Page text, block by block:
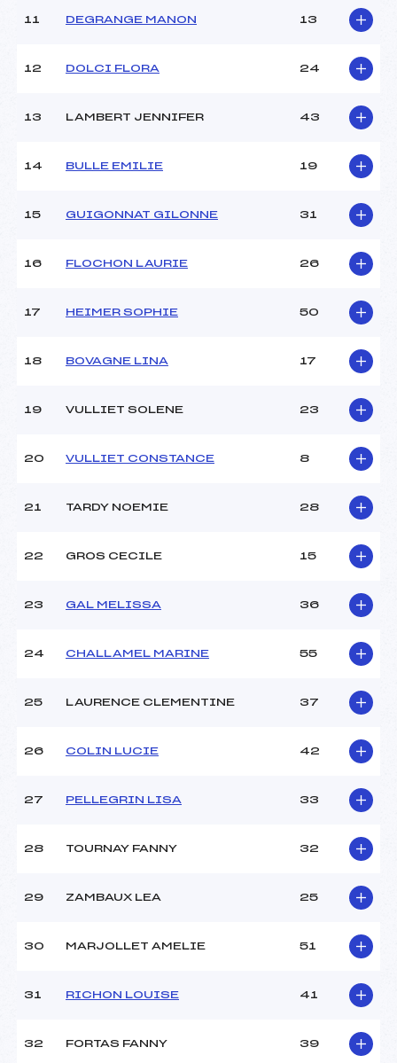
11 DEGRANGE MANON 13
12 DOLCI FLORA 24
13 LAMBERT JENNIFER 43
14 BULLE EMILIE 19
15 GUIGONNAT GILONNE 31
16 FLOCHON LAURIE 26
17 HEIMER SOPHIE 50
18 BOVAGNE LINA 17
19 VULLIET SOLENE 23
20 VULLIET CONSTANCE 8
21 TARDY NOEMIE 28
22 GROS CECILE 15
23 GAL MELISSA 36
24 CHALLAMEL MARINE 55
25 LAURENCE CLEMENTINE 37
26 COLIN LUCIE 42
27 PELLEGRIN LISA 33
28 TOURNAY FANNY 32
29 ZAMBAUX LEA 25
30 MARJOLLET AMELIE 51
31 RICHON LOUISE 41
32 FORTAS FANNY 39